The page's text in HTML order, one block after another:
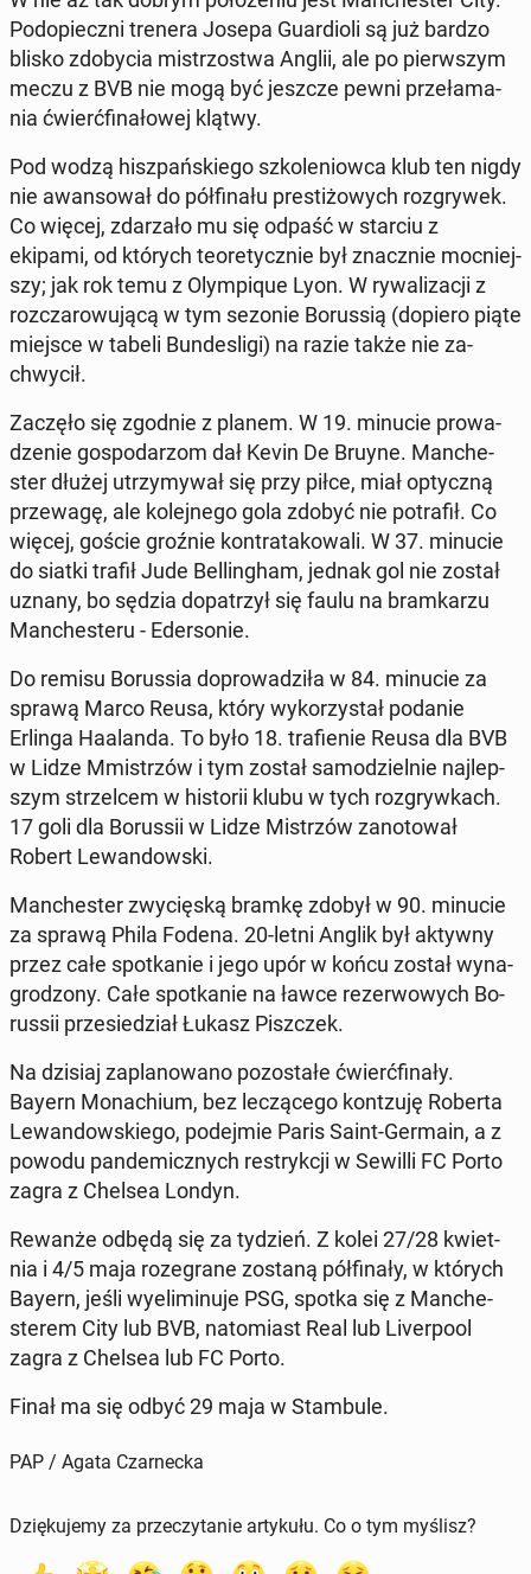
Pod­opiecz­ni trenera Josepa Gu­ar­dio­li są już bardzo
blisko zdo­by­cia mi­strzo­stwa Anglii, ale po pierw­szym
meczu z BVB nie mogą być jeszcze pewni prze­ła­ma­
nia ćwierć­fi­na­ło­wej klątwy.
Pod wodzą hisz­pań­skie­go szko­le­niow­ca klub ten nigdy
nie awan­so­wał do pół­fi­na­łu pre­sti­żo­wych roz­gry­wek.
Co więcej, zda­rza­ło mu się odpaść w starciu z
ekipami, od których teo­re­tycz­nie był znacz­nie moc­niej­
szy; jak rok temu z Olym­pi­que Lyon. W ry­wa­li­za­cji z
roz­cza­ro­wu­ją­cą w tym sezonie Bo­rus­sią (dopiero piąte
miejsce w tabeli Bun­de­sli­gi) na razie także nie za­
chwy­cił.
Zaczęło się zgodnie z planem. W 19. minucie pro­wa­
dze­nie go­spo­da­rzom dał Kevin De Bruyne. Man­che­
ster dłużej utrzy­my­wał się przy piłce, miał optycz­ną
prze­wa­gę, ale ko­lej­ne­go gola zdobyć nie po­tra­fił. Co
więcej, goście groźnie kontr­ata­ko­wa­li. W 37. minucie
do siatki trafił Jude Bel­lin­gham, jednak gol nie został
uznany, bo sędzia do­pa­trzył się faulu na bram­ka­rzu
Man­che­ste­ru - Eder­so­nie.
Do remisu Bo­rus­sia do­pro­wa­dzi­ła w 84. minucie za
sprawą Marco Reusa, który wy­ko­rzy­stał podanie
Erlinga Ha­alan­da. To było 18. tra­fie­nie Reusa dla BVB
w Lidze Mmi­strzów i tym został sa­mo­dziel­nie naj­lep­
szym strzel­cem w hi­sto­rii klubu w tych roz­gryw­kach.
17 goli dla Bo­rus­sii w Lidze Mi­strzów za­no­to­wał
Robert Le­wan­dow­ski.
Man­che­ster zwy­cię­ską bramkę zdobył w 90. minucie
za sprawą Phila Fodena. 20-letni Anglik był aktywny
przez całe spo­tka­nie i jego upór w końcu został wy­na­
gro­dzo­ny. Całe spo­tka­nie na ławce re­zer­wo­wych Bo­
rus­sii prze­sie­dział Łukasz Pisz­czek.
Na dzisiaj za­pla­no­wa­no po­zo­sta­łe ćwierć­fi­na­ły.
Bayern Mo­na­chium, bez le­czą­ce­go kont­zu­ję Roberta
Le­wan­dow­skie­go, po­dej­mie Paris Saint-Germain, a z
powodu pan­de­micz­nych re­stryk­cji w Sewilli FC Porto
zagra z Chelsea Londyn.
Rewanże odbędą się za tydzień. Z kolei 27/28 kwiet­
nia i 4/5 maja ro­ze­gra­ne zostaną pół­fi­na­ły, w których
Bayern, jeśli wy­eli­mi­nu­je PSG, spotka się z Man­che­
ste­rem City lub BVB, na­to­miast Real lub Li­ver­po­ol
zagra z Chelsea lub FC Porto.
Finał ma się odbyć 29 maja w Stam­bu­le.
PAP / Agata Czarnecka
Dziękujemy za przeczytanie artykułu. Co o tym myślisz?